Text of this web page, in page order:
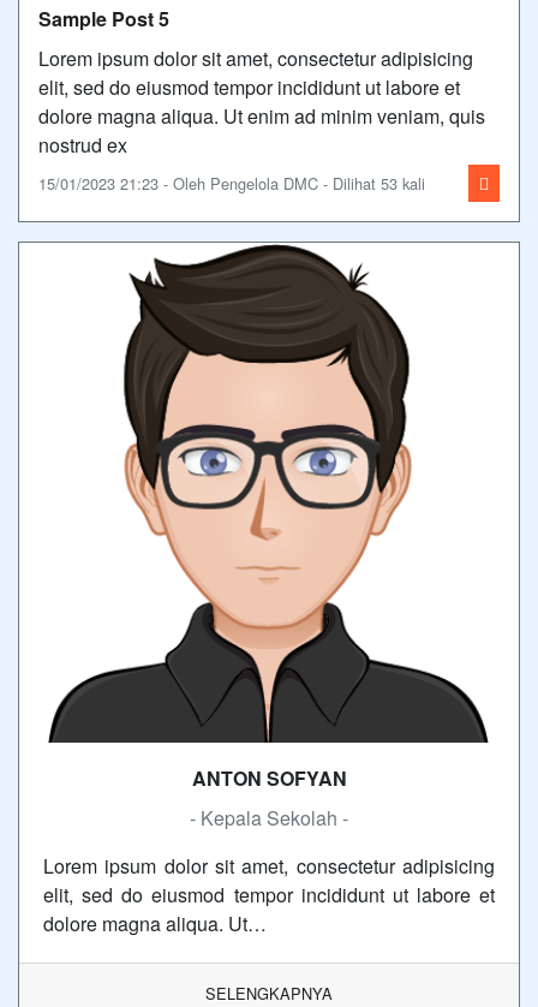
Sample Post 5
Lorem ipsum dolor sit amet, consectetur adipisicing
elit, sed do eiusmod tempor incididunt ut labore et
dolore magna aliqua. Ut enim ad minim veniam, quis
nostrud ex
15/01/2023 21:23 - Oleh Pengelola DMC - Dilihat 53 kali
ANTON SOFYAN
- Kepala Sekolah -
Lorem ipsum dolor sit amet, consectetur adipisicing
elit, sed do eiusmod tempor incididunt ut labore et
dolore magna aliqua. Ut…
SELENGKAPNYA